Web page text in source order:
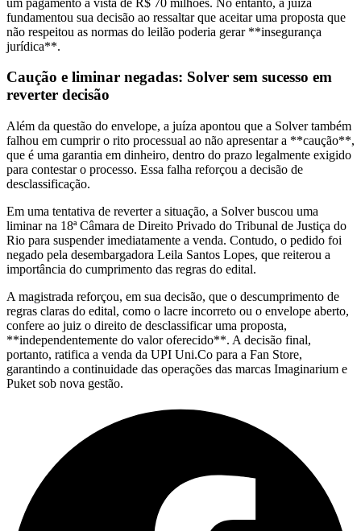
fundamentou sua decisão ao ressaltar que aceitar uma proposta que
não respeitou as normas do leilão poderia gerar **insegurança
jurídica**.
Caução e liminar negadas: Solver sem sucesso em
reverter decisão
Além da questão do envelope, a juíza apontou que a Solver também
falhou em cumprir o rito processual ao não apresentar a **caução**,
que é uma garantia em dinheiro, dentro do prazo legalmente exigido
para contestar o processo. Essa falha reforçou a decisão de
desclassificação.
Em uma tentativa de reverter a situação, a Solver buscou uma
liminar na 18ª Câmara de Direito Privado do Tribunal de Justiça do
Rio para suspender imediatamente a venda. Contudo, o pedido foi
negado pela desembargadora Leila Santos Lopes, que reiterou a
importância do cumprimento das regras do edital.
A magistrada reforçou, em sua decisão, que o descumprimento de
regras claras do edital, como o lacre incorreto ou o envelope aberto,
confere ao juiz o direito de desclassificar uma proposta,
**independentemente do valor oferecido**. A decisão final,
portanto, ratifica a venda da UPI Uni.Co para a Fan Store,
garantindo a continuidade das operações das marcas Imaginarium e
Puket sob nova gestão.